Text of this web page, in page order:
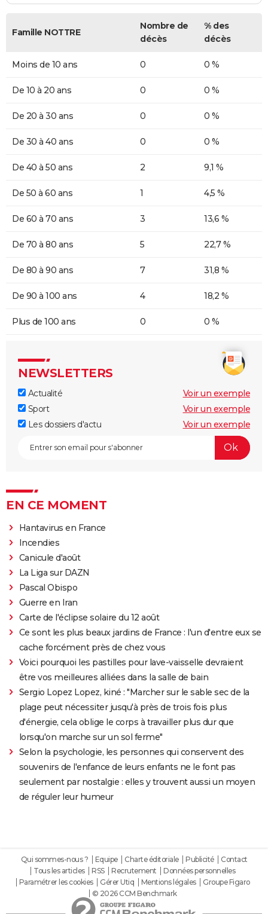
Famille NOTTRE
Nombre de
décès
% des
décès
Moins de 10 ans 0 0 %
De 10 à 20 ans 0 0 %
De 20 à 30 ans 0 0 %
De 30 à 40 ans 0 0 %
De 40 à 50 ans 2 9,1 %
De 50 à 60 ans 1 4,5 %
De 60 à 70 ans 3 13,6 %
De 70 à 80 ans 5 22,7 %
De 80 à 90 ans 7 31,8 %
De 90 à 100 ans 4 18,2 %
Plus de 100 ans 0 0 %
NEWSLETTERS
Actualité
Voir un exemple
Sport
Voir un exemple
Les dossiers d'actu
Voir un exemple
EN CE MOMENT
Hantavirus en France
Incendies
Canicule d'août
La Liga sur DAZN
Pascal Obispo
Guerre en Iran
Carte de l'éclipse solaire du 12 août
Ce sont les plus beaux jardins de France : l'un d'entre eux se
cache forcément près de chez vous
Voici pourquoi les pastilles pour lave-vaisselle devraient
être vos meilleures alliées dans la salle de bain
Sergio Lopez Lopez, kiné : "Marcher sur le sable sec de la
plage peut nécessiter jusqu'à près de trois fois plus
d'énergie, cela oblige le corps à travailler plus dur que
lorsqu'on marche sur un sol ferme"
Selon la psychologie, les personnes qui conservent des
souvenirs de l'enfance de leurs enfants ne le font pas
seulement par nostalgie : elles y trouvent aussi un moyen
de réguler leur humeur
Qui sommes-nous ? Equipe Charte éditoriale Publicité
Contact
Tous les articles
RSS Recrutement
Données personnelles
Paramétrer les cookies
Gérer Utiq Mentions légales
Groupe Figaro
© 2026 CCM Benchmark